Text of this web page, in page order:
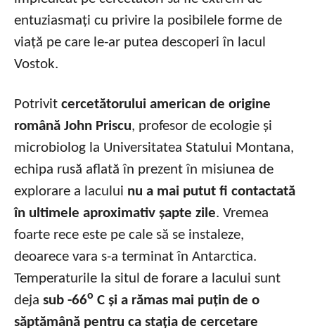
entuziasmați cu privire la posibilele forme de
viață pe care le-ar putea descoperi în lacul
Vostok.
Potrivit cercetătorului american de origine
română John Priscu, profesor de ecologie și
microbiolog la Universitatea Statului Montana,
echipa rusă aflată în prezent în misiunea de
explorare a lacului nu a mai putut fi contactată
în ultimele aproximativ șapte zile. Vremea
foarte rece este pe cale să se instaleze,
deoarece vara s-a terminat în Antarctica.
Temperaturile la situl de forare a lacului sunt
deja sub -66o C și a rămas mai puțin de o
săptămână pentru ca stația de cercetare